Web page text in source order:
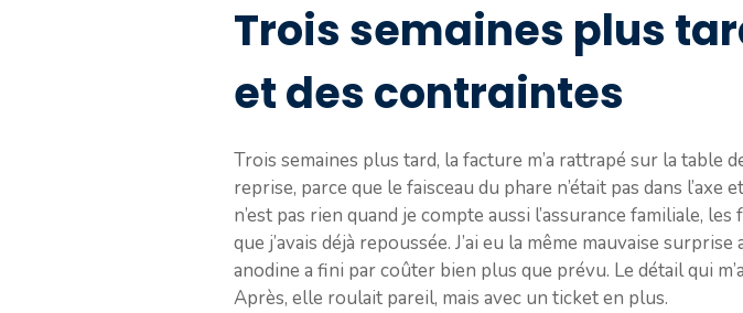
Trois semaines plus
et des contraintes
Trois semaines plus tard, la facture m’a rattrapé sur la table
reprise, parce que le faisceau du phare n’était pas dans l’axe
n’est pas rien quand je compte aussi l’assurance familiale,
que j’avais déjà repoussée. J’ai eu la même mauvaise surprise
anodine a fini par coûter bien plus que prévu. Le détail qui
Après, elle roulait pareil, mais avec un ticket en plus.